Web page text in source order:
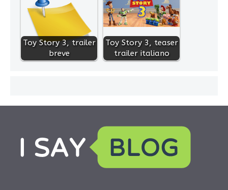
Toy Story 3, trailer
breve
Toy Story 3, teaser
trailer italiano